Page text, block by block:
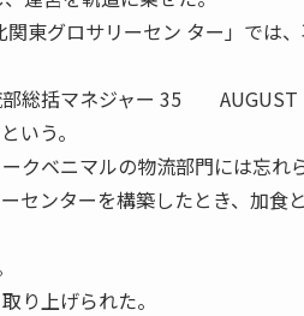
東グロサリーセン ター」では
部総括マネジャー 35 AUGUST
いう。
ベニマルの物流部門には忘れ
センターを構築したとき、加食
り上げられた。